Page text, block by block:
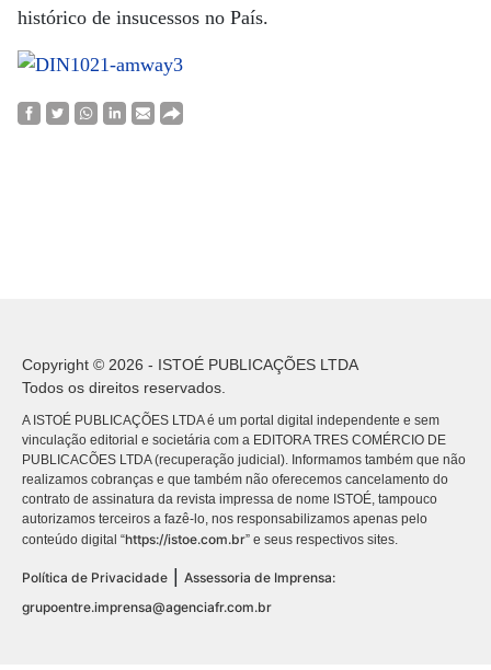
histórico de insucessos no País.
Copyright © 2026 - ISTOÉ PUBLICAÇÕES LTDA
Todos os direitos reservados.
A ISTOÉ PUBLICAÇÕES LTDA é um portal digital independente e sem
vinculação editorial e societária com a EDITORA TRES COMÉRCIO DE
PUBLICACÕES LTDA (recuperação judicial). Informamos também que não
realizamos cobranças e que também não oferecemos cancelamento do
contrato de assinatura da revista impressa de nome ISTOÉ, tampouco
autorizamos terceiros a fazê-lo, nos responsabilizamos apenas pelo
conteúdo digital “https://istoe.com.br” e seus respectivos sites.
Política de Privacidade
Assessoria de Imprensa:
grupoentre.imprensa@agenciafr.com.br